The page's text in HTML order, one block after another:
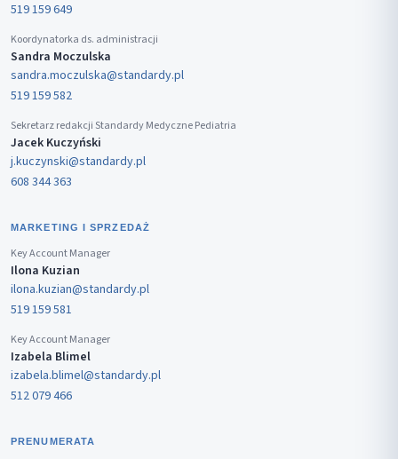
519 159 649
Koordynatorka ds. administracji
Sandra Moczulska
sandra.moczulska@standardy.pl
519 159 582
Sekretarz redakcji Standardy Medyczne Pediatria
Jacek Kuczyński
j.kuczynski@standardy.pl
608 344 363
MARKETING I SPRZEDAŻ
Key Account Manager
Ilona Kuzian
ilona.kuzian@standardy.pl
519 159 581
Key Account Manager
Izabela Blimel
izabela.blimel@standardy.pl
512 079 466
PRENUMERATA